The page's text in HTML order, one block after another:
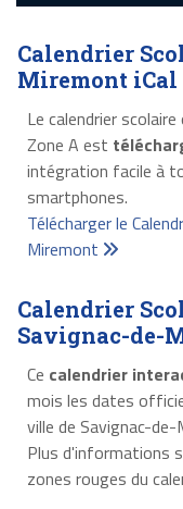
Calendrier
Miremont iCal
Le calendrier
Zone A est
intégration facile à
smartphones.
Télécharger le
Miremont
Calendrier
Savignac-de-
Ce calendrier
mois les dates
ville de Savignac-
Plus d'informations
zones rouges du